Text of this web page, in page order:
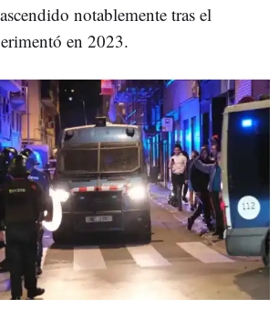
notablemente tras el
en 2023.